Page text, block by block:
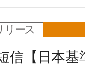
リース
【日本基